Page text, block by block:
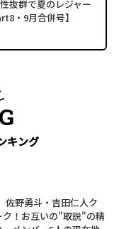
抜群で夏のレジャー
・9月合併号】
キング
佐野勇斗・吉田仁人ク
ク！お互いの"取説"の精